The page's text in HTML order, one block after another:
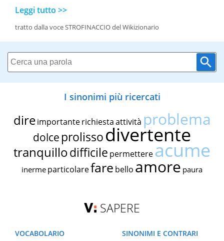
Leggi tutto >>
tratto dalla voce STROFINACCIO del Wikizionario
I sinonimi più ricercati
dire importante richiestaattività problema
dolce prolissodivertente
tranquillodifficile permettereacume
inerme particolarefare bello amore paura
SAPERE
VOCABOLARIO
SINONIMI E CONTRARI